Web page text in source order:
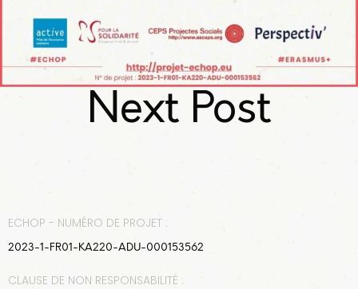
Next Post
ECHOP - NUMÉRO DE PROJET :
2023-1-FR01-KA220-ADU-000153562
CLAUSE DE NON RESPONSABILITÉ :